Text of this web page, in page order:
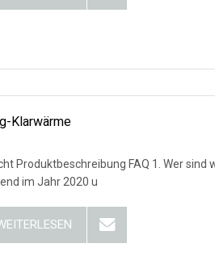
Klarwärme
FAQ 1. Wer sind wir? Wir haben unseren Sitz in
im Jahr 2020 u